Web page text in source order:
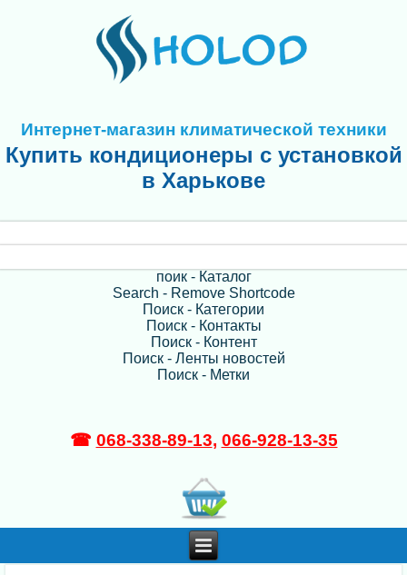
Интернет-магазин климатической техники
Купить кондиционеры с установкой
в Харькове
поик - Каталог
Search - Remove Shortcode
Поиск - Категории
Поиск - Контакты
Поиск - Контент
Поиск - Ленты новостей
Поиск - Метки
☎ 068-338-89-13, 066-928-13-35